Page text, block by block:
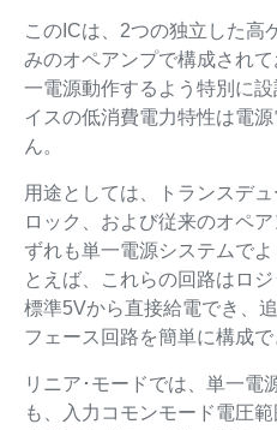
このICは、2つの独立した高
みのオペアンプで構成され
一電源動作するよう特別に
イスの低消費電力特性は電
ん。
用途としては、トランスデ
ロック、および従来のオペ
ずれも単一電源システムで
とえば、これらの回路はロ
標準5Vから直接給電でき、
フェース回路を簡単に構成で
リニア･モードでは、単一電
も、入力コモンモード電圧